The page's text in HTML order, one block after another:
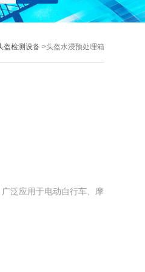
盔检测设备>头盔水浸预处理箱
泛应用于电动自行车、摩